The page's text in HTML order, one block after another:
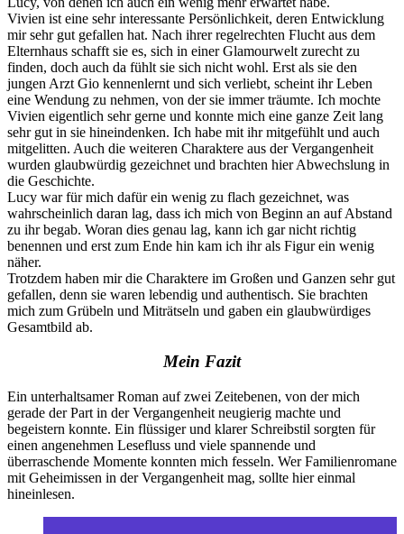
Vivien ist eine sehr interessante Persönlichkeit, deren Entwicklung
mir sehr gut gefallen hat. Nach ihrer regelrechten Flucht aus dem
Elternhaus schafft sie es, sich in einer Glamourwelt zurecht zu
finden, doch auch da fühlt sie sich nicht wohl. Erst als sie den
jungen Arzt Gio kennenlernt und sich verliebt, scheint ihr Leben
eine Wendung zu nehmen, von der sie immer träumte. Ich mochte
Vivien eigentlich sehr gerne und konnte mich eine ganze Zeit lang
sehr gut in sie hineindenken. Ich habe mit ihr mitgefühlt und auch
mitgelitten. Auch die weiteren Charaktere aus der Vergangenheit
wurden glaubwürdig gezeichnet und brachten hier Abwechslung in
die Geschichte.
Lucy war für mich dafür ein wenig zu flach gezeichnet, was
wahrscheinlich daran lag, dass ich mich von Beginn an auf Abstand
zu ihr begab. Woran dies genau lag, kann ich gar nicht richtig
benennen und erst zum Ende hin kam ich ihr als Figur ein wenig
näher.
Trotzdem haben mir die Charaktere im Großen und Ganzen sehr gut
gefallen, denn sie waren lebendig und authentisch. Sie brachten
mich zum Grübeln und Miträtseln und gaben ein glaubwürdiges
Gesamtbild ab.
Mein Fazit
Ein unterhaltsamer Roman auf zwei Zeitebenen, von der mich
gerade der Part in der Vergangenheit neugierig machte und
begeistern konnte. Ein flüssiger und klarer Schreibstil sorgten für
einen angenehmen Lesefluss und viele spannende und
überraschende Momente konnten mich fesseln. Wer Familienromane
mit Geheimissen in der Vergangenheit mag, sollte hier einmal
hineinlesen.